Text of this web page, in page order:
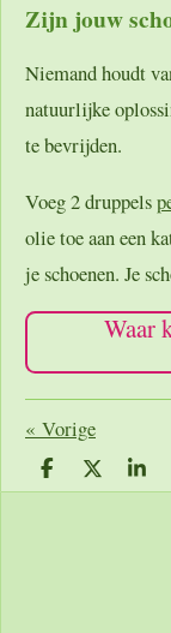
Zijn jouw
Niemand houdt
natuurlijke
te bevrijden.
Voeg 2 druppels
olie toe aan een
je schoenen. Je
Waar
« Vorige
D
e
D
e
S
h